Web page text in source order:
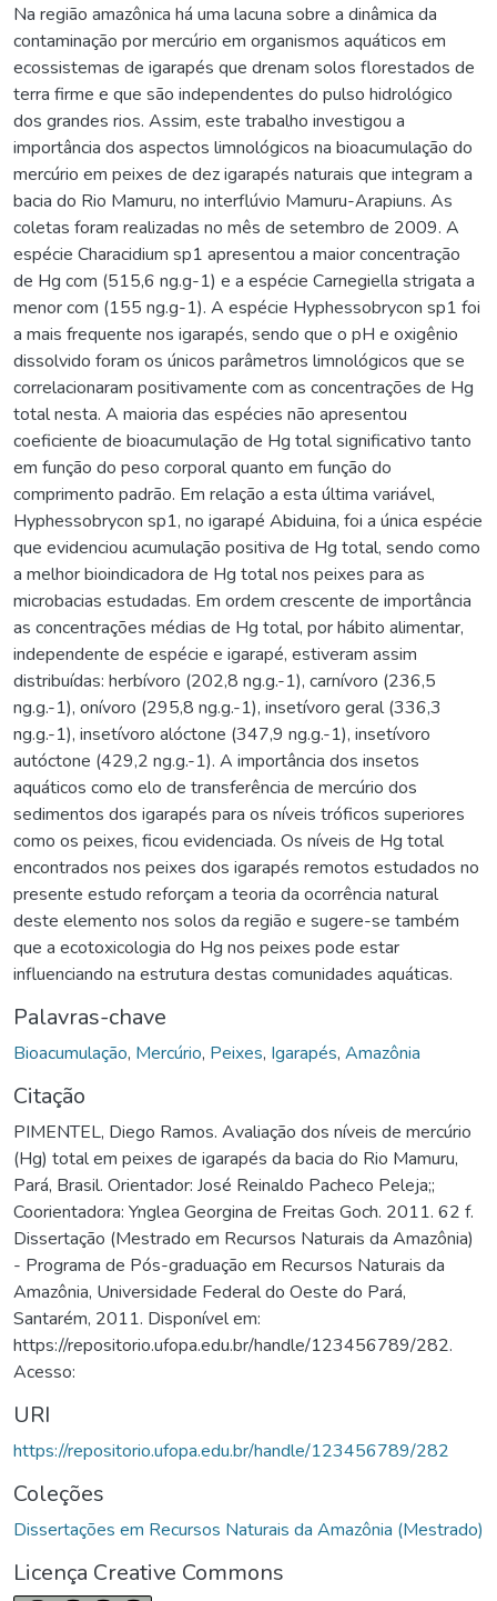
Na região amazônica há uma lacuna sobre a dinâmica da
contaminação por mercúrio em organismos aquáticos em
ecossistemas de igarapés que drenam solos florestados de
terra firme e que são independentes do pulso hidrológico
dos grandes rios. Assim, este trabalho investigou a
importância dos aspectos limnológicos na bioacumulação do
mercúrio em peixes de dez igarapés naturais que integram a
bacia do Rio Mamuru, no interflúvio Mamuru-Arapiuns. As
coletas foram realizadas no mês de setembro de 2009. A
espécie Characidium sp1 apresentou a maior concentração
de Hg com (515,6 ng.g-1) e a espécie Carnegiella strigata a
menor com (155 ng.g-1). A espécie Hyphessobrycon sp1 foi
a mais frequente nos igarapés, sendo que o pH e oxigênio
dissolvido foram os únicos parâmetros limnológicos que se
correlacionaram positivamente com as concentrações de Hg
total nesta. A maioria das espécies não apresentou
coeficiente de bioacumulação de Hg total significativo tanto
em função do peso corporal quanto em função do
comprimento padrão. Em relação a esta última variável,
Hyphessobrycon sp1, no igarapé Abiduina, foi a única espécie
que evidenciou acumulação positiva de Hg total, sendo como
a melhor bioindicadora de Hg total nos peixes para as
microbacias estudadas. Em ordem crescente de importância
as concentrações médias de Hg total, por hábito alimentar,
independente de espécie e igarapé, estiveram assim
distribuídas: herbívoro (202,8 ng.g.-1), carnívoro (236,5
ng.g.-1), onívoro (295,8 ng.g.-1), insetívoro geral (336,3
ng.g.-1), insetívoro alóctone (347,9 ng.g.-1), insetívoro
autóctone (429,2 ng.g.-1). A importância dos insetos
aquáticos como elo de transferência de mercúrio dos
sedimentos dos igarapés para os níveis tróficos superiores
como os peixes, ficou evidenciada. Os níveis de Hg total
encontrados nos peixes dos igarapés remotos estudados no
presente estudo reforçam a teoria da ocorrência natural
deste elemento nos solos da região e sugere-se também
que a ecotoxicologia do Hg nos peixes pode estar
influenciando na estrutura destas comunidades aquáticas.
Palavras-chave
Bioacumulação, Mercúrio, Peixes, Igarapés, Amazônia
Citação
PIMENTEL, Diego Ramos. Avaliação dos níveis de mercúrio
(Hg) total em peixes de igarapés da bacia do Rio Mamuru,
Pará, Brasil. Orientador: José Reinaldo Pacheco Peleja;;
Coorientadora: Ynglea Georgina de Freitas Goch. 2011. 62 f.
Dissertação (Mestrado em Recursos Naturais da Amazônia)
- Programa de Pós-graduação em Recursos Naturais da
Amazônia, Universidade Federal do Oeste do Pará,
Santarém, 2011. Disponível em:
https://repositorio.ufopa.edu.br/handle/123456789/282.
Acesso:
URI
https://repositorio.ufopa.edu.br/handle/123456789/282
Coleções
Dissertações em Recursos Naturais da Amazônia (Mestrado)
Licença Creative Commons